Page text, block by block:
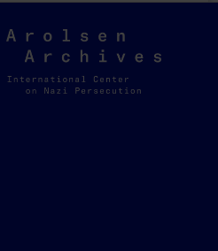
Arolsen
Archives